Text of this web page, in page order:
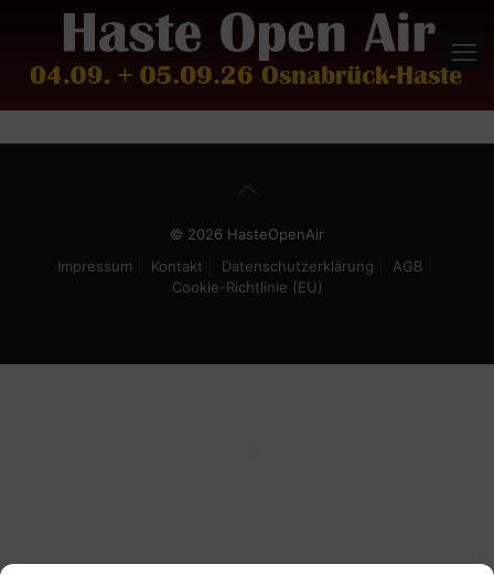
© 2026 HasteOpenAir
Impressum
Kontakt Datenschutzerklärung
AGB
Cookie-Richtlinie (EU)